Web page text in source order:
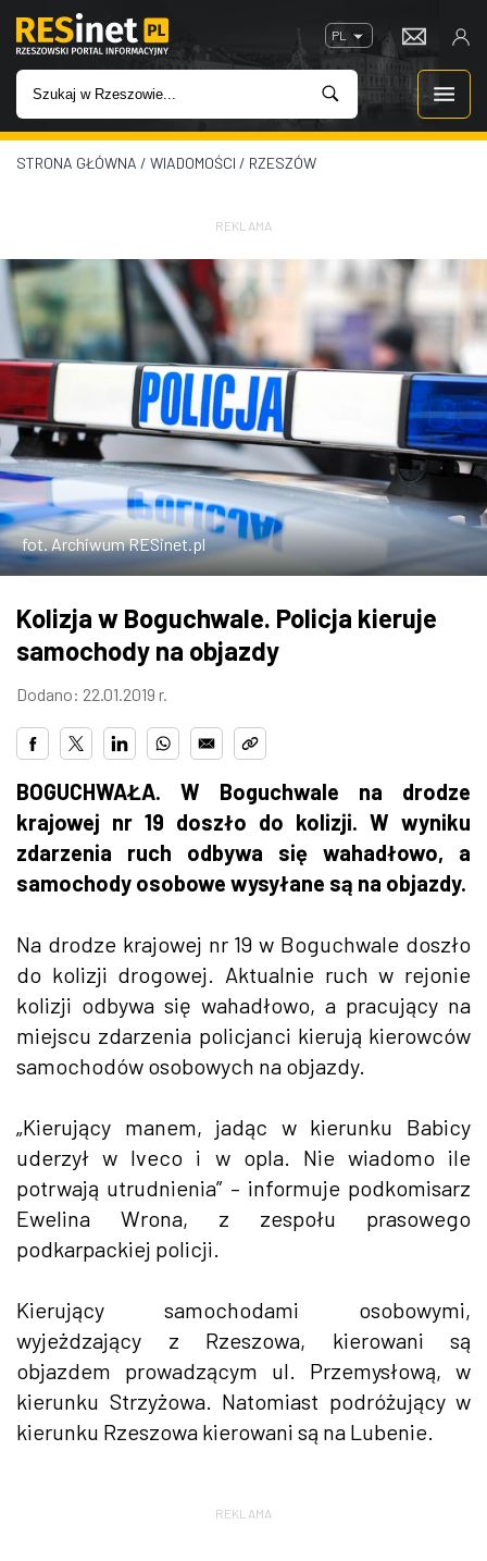
PL
WIADOMOŚCI
IMPREZY
ROZRYWKA
W KINACH
GASTRONOMIA
ZDJĘCIA
W RZESZOWIE
STRONA GŁÓWNA / WIADOMOŚCI / RZESZÓW
REKLAMA
fot. Archiwum RESinet.pl
Kolizja w Boguchwale. Policja kieruje
samochody na objazdy
Dodano: 22.01.2019 r.
BOGUCHWAŁA. W Boguchwale na drodze
krajowej nr 19 doszło do kolizji. W wyniku
zdarzenia ruch odbywa się wahadłowo, a
samochody osobowe wysyłane są na objazdy.
Na drodze krajowej nr 19 w Boguchwale doszło
do kolizji drogowej. Aktualnie ruch w rejonie
kolizji odbywa się wahadłowo, a pracujący na
miejscu zdarzenia policjanci kierują kierowców
samochodów osobowych na objazdy.
„Kierujący manem, jadąc w kierunku Babicy
uderzył w Iveco i w opla. Nie wiadomo ile
potrwają utrudnienia” – informuje podkomisarz
Ewelina Wrona, z zespołu prasowego
podkarpackiej policji.
Kierujący samochodami osobowymi,
wyjeżdzający z Rzeszowa, kierowani są
objazdem prowadzącym ul. Przemysłową, w
kierunku Strzyżowa. Natomiast podróżujący w
kierunku Rzeszowa kierowani są na Lubenie.
REKLAMA